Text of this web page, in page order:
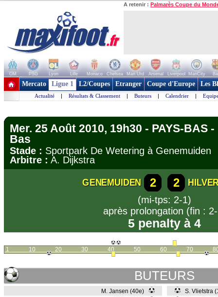
A retenir : Palmarès Coupe du
OM PSG Lyon Lille Monaco Chelsea Man Utd Arsenal Liverpool ManCity
+ de clubs
Mercato Ligue 1 L2/Coupes Etranger Coupe d'Europe Les
Actualité | Résultats & Classement | Buteurs | Calendrier |
Mer. 25 Août 2010, 19h30 - PAYS-BAS
Bas
Stade : Sportpark De Wetering à
Arbitre : A. Dijkstra
GENEMUIDEN 2 2
(mi-tps: 2-1)
après prolongation (fin :
5 penalty à 4
1 10 20 30 40 50 60 70
BUTEURS
M. Jansen (40e)
S. Vlietstra